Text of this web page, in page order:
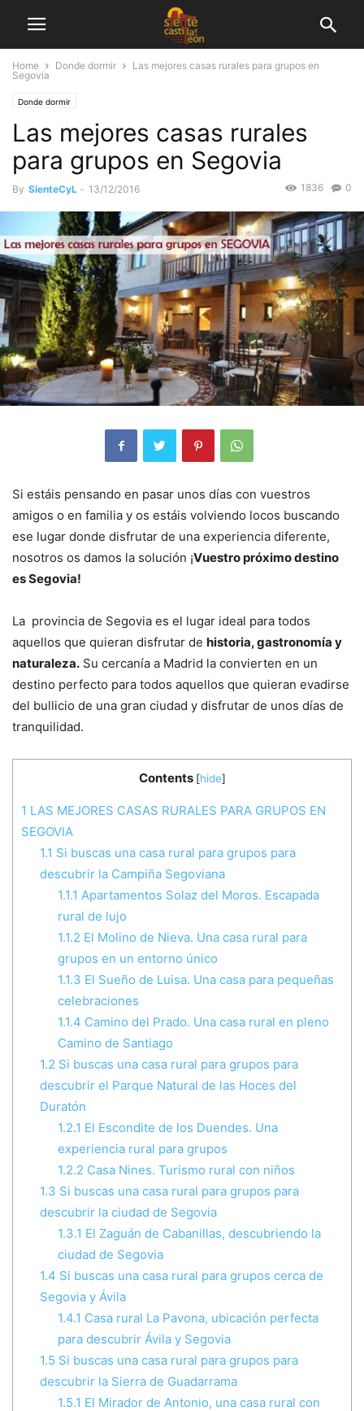
Home Donde dormir
Las mejores casas rurales para grupos en
Segovia
Donde dormir
Las mejores casas rurales
para grupos en Segovia
By SienteCyL - 13/12/2016 0
1836
Si estáis pensando en pasar unos días con vuestros
amigos o en familia y os estáis volviendo locos buscando
ese lugar donde disfrutar de una experiencia diferente,
nosotros os damos la solución ¡Vuestro próximo destino
es Segovia!
La provincia de Segovia es el lugar ideal para todos
aquellos que quieran disfrutar de historia, gastronomía y
naturaleza. Su cercanía a Madrid la convierten en un
destino perfecto para todos aquellos que quieran evadirse
del bullicio de una gran ciudad y disfrutar de unos días de
tranquilidad.
Contents [hide]
1 LAS MEJORES CASAS RURALES PARA GRUPOS EN
SEGOVIA
1.1 Si buscas una casa rural para grupos para
descubrir la Campiña Segoviana
1.1.1 Apartamentos Solaz del Moros. Escapada
rural de lujo
1.1.2 El Molino de Nieva. Una casa rural para
grupos en un entorno único
1.1.3 El Sueño de Luisa. Una casa para pequeñas
celebraciones
1.1.4 Camino del Prado. Una casa rural en pleno
Camino de Santiago
1.2 Si buscas una casa rural para grupos para
descubrir el Parque Natural de las Hoces del
Duratón
1.2.1 El Escondite de los Duendes. Una
experiencia rural para grupos
1.2.2 Casa Nines. Turismo rural con niños
1.3 Si buscas una casa rural para grupos para
descubrir la ciudad de Segovia
1.3.1 El Zaguán de Cabanillas, descubriendo la
ciudad de Segovia
1.4 Si buscas una casa rural para grupos cerca de
Segovia y Ávila
1.4.1 Casa rural La Pavona, ubicación perfecta
para descubrir Ávila y Segovia
1.5 Si buscas una casa rural para grupos para
descubrir la Sierra de Guadarrama
1.5.1 El Mirador de Antonio, una casa rural con